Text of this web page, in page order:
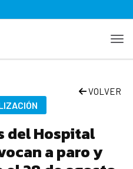
VOLVER
del Hospital
a paro y